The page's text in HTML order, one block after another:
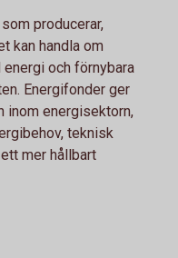
producerar,
kan handla om
och förnybara
Energifonder ger
inom energisektorn,
teknisk
mer hållbart